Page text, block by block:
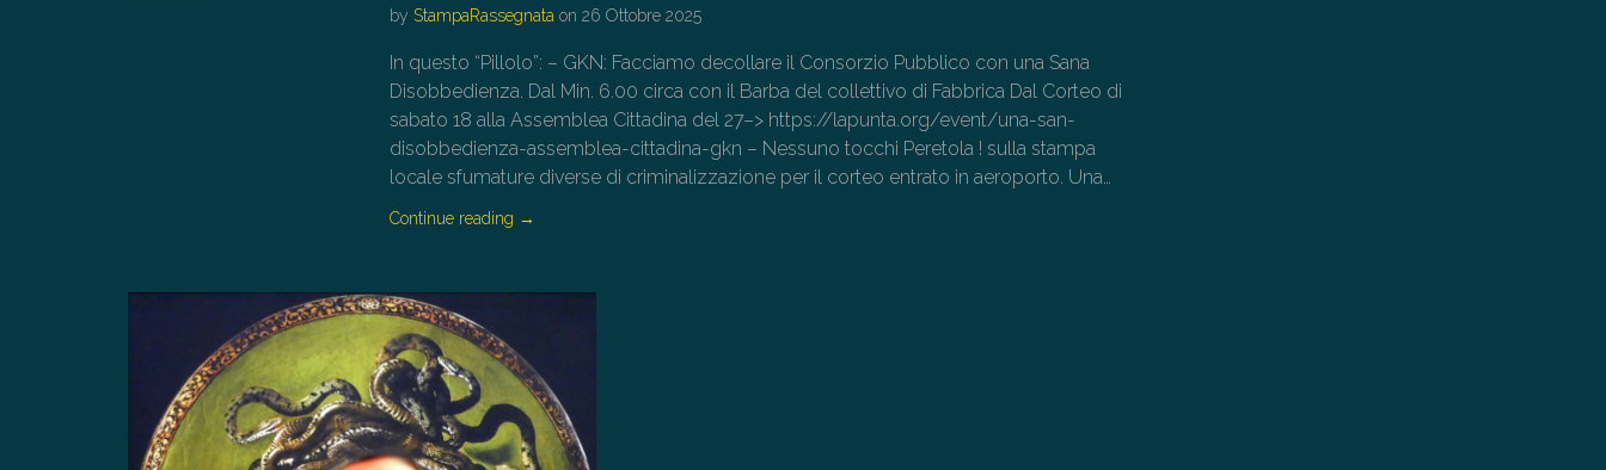
by StampaRassegnata on26 Ottobre 2025
In questo “Pillolo”: – GKN: Facciamo decollare il Consorzio Pubblico con una Sana
Disobbedienza. Dal Min. 6.00 circa con il Barba del collettivo di Fabbrica Dal Corteo di
sabato 18 alla Assemblea Cittadina del 27–> https://lapunta.org/event/una-san-
disobbedienza-assemblea-cittadina-gkn – Nessuno tocchi Peretola ! sulla stampa
locale sfumature diverse di criminalizzazione per il corteo entrato in aeroporto. Una…
Continue reading →